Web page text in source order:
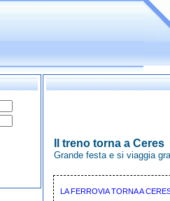
Il treno torna a Ceres
Grande festa e si viaggia
LA FERROVIA TORNA A